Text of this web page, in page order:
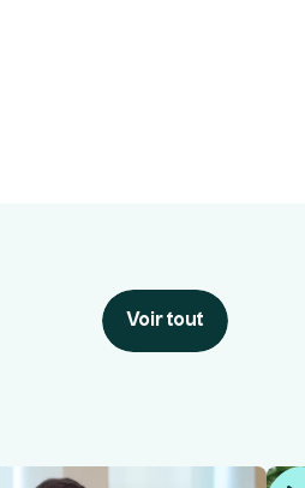
Voir tout